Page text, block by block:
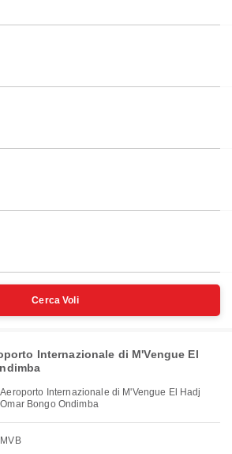
Cerca Voli
Internazionale di M'Vengue El
Aeroporto Internazionale di M'Vengue El Hadj
Omar Bongo Ondimba
MVB